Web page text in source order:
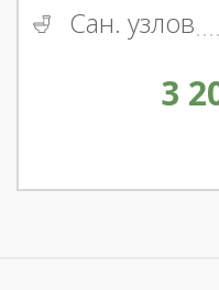
Сан. узлов
3